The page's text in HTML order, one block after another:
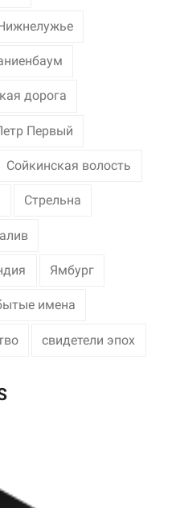
дорога
Первый
Сойкинская волость
Стрельна
Ямбург
имена
свидетели эпох